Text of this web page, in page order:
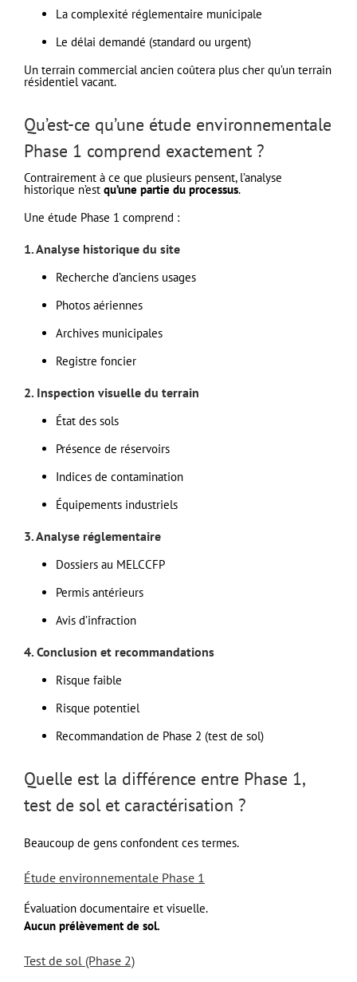
La complexité réglementaire municipale
Le délai demandé (standard ou urgent)
Un terrain commercial ancien coûtera plus cher qu’un terrain
résidentiel vacant.
Qu’est-ce qu’une étude environnementale
Phase 1 comprend exactement ?
Contrairement à ce que plusieurs pensent, l’analyse
historique n’est qu’une partie du processus.
Une étude Phase 1 comprend :
1. Analyse historique du site
Recherche d’anciens usages
Photos aériennes
Archives municipales
Registre foncier
2. Inspection visuelle du terrain
État des sols
Présence de réservoirs
Indices de contamination
Équipements industriels
3. Analyse réglementaire
Dossiers au MELCCFP
Permis antérieurs
Avis d’infraction
4. Conclusion et recommandations
Risque faible
Risque potentiel
Recommandation de Phase 2 (test de sol)
Quelle est la différence entre Phase 1,
test de sol et caractérisation ?
Beaucoup de gens confondent ces termes.
Étude environnementale Phase 1
Évaluation documentaire et visuelle.
Aucun prélèvement de sol.
Test de sol (Phase 2)